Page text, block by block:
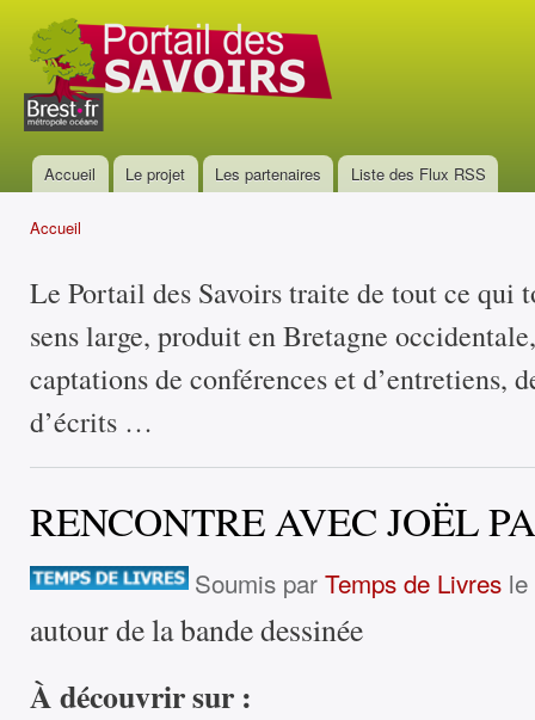
Portail
des
savoirs
Menu principal
Accueil Le projet Les partenaires Liste des Flux RSS
Accueil
Le Portail des Savoirs traite de tout ce qui
sens large, produit en Bretagne
captations de conférences et d’entretiens,
d’écrits …
RENCONTRE AVEC JOËL
Soumis parTemps de Livres
autour de la bande dessinée
À découvrir sur :